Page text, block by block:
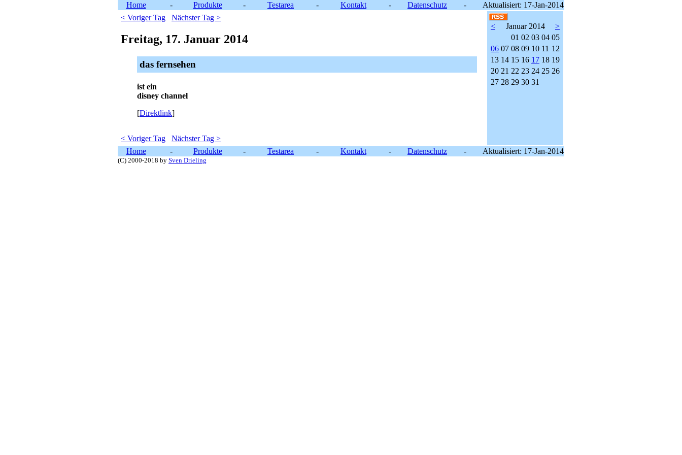
Home - Produkte - Testarea - Kontakt - Datenschutz -
Aktualisiert: 17-Jan-2014
< Voriger Tag
Nächster Tag >
Freitag, 17. Januar 2014
das fernsehen
ist ein
disney channel
[Direktlink]
< Voriger Tag Nächster Tag >
< Januar 2014
>
01 02 03 04 05
06 07 08 09 10 11 12
13 14 15 16 17 18 19
20 21 22 23 24 25 26
27 28 29 30 31
Home - Produkte - Testarea - Kontakt - Datenschutz - Aktualisiert: 17-Jan-2014
(C) 2000-2018 by Sven Drieling